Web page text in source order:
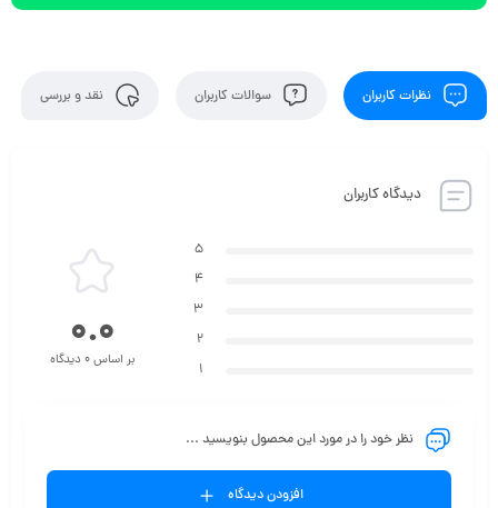
نظرات کاربران سوالات کاربران نقد و بررسی
دیدگاه کاربران
5
4
3
2
1
0.0
بر اساس 0 دیدگاه
نظر خود را در مورد این محصول بنویسید ...
افزودن دیدگاه